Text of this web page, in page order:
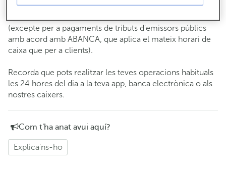
Si no ets client, l'horari de caixa serà elsdimarts i dijous
(excepte per a pagaments de tributs d'emissors públics
amb acord amb ABANCA, que aplica el mateix horari de
caixa que per a clients).
Recorda que pots realitzar les teves operacions habituals
les 24 hores del dia a la teva app, banca electrònica o als
nostres caixers.
Com t'ha anat avui aquí?
Explica'ns-ho